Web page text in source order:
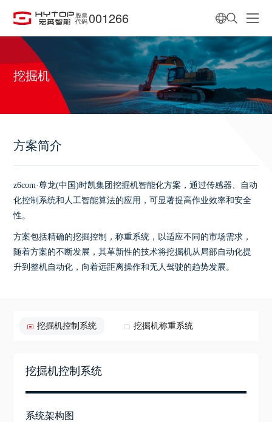
股票
代码 001266
挖掘机
方案简介
z6com·尊龙(中国)时凯集团挖掘机智能化方案，通过传感器、自动
化控制系统和人工智能算法的应用，可显著提高作业效率和安全
性。
方案包括精确的挖掘控制，称重系统，以适应不同的市场需求，
随着方案的不断发展，其革新性的技术将挖掘机从局部自动化提
升到整机自动化，向着远距离操作和无人驾驶的趋势发展。
挖掘机控制系统 挖掘机称重系统
挖掘机控制系统
系统架构图